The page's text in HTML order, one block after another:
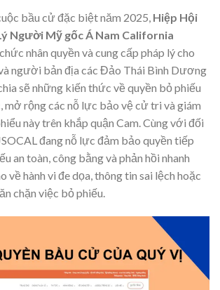
bầu cử đặc biệt năm 2025, Hiệp Hội
Người Mỹ gốc Á Nam California
nhân quyền và cung cấp pháp lý cho
người bản địa các Đảo Thái Bình Dương
sẽ những kiến thức về quyền bỏ phiếu
mở rộng các nỗ lực bảo vệ cử tri và giám
này trên khắp quận Cam. Cùng với đối
đang nỗ lực đảm bảo quyền tiếp
an toàn, công bằng và phản hồi nhanh
về hành vi đe dọa, thông tin sai lệch hoặc
chặn việc bỏ phiếu.